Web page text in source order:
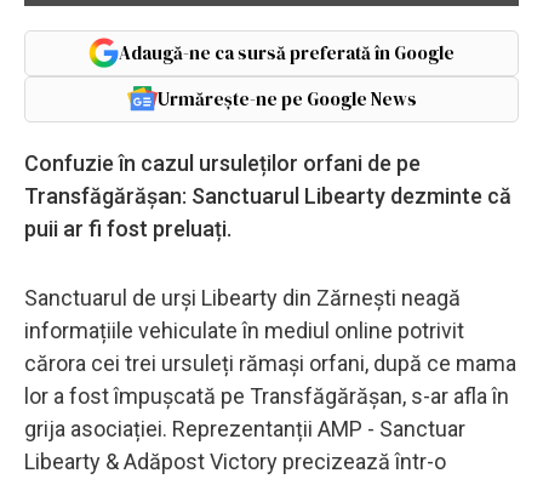
Adaugă-ne ca sursă preferată în Google
Urmărește-ne pe Google News
Confuzie în cazul ursuleților orfani de pe
Transfăgărășan: Sanctuarul Libearty dezminte că
puii ar fi fost preluați.
Sanctuarul de urși Libearty din Zărnești neagă
informațiile vehiculate în mediul online potrivit
cărora cei trei ursuleți rămași orfani, după ce mama
lor a fost împușcată pe Transfăgărășan, s-ar afla în
grija asociației. Reprezentanții AMP - Sanctuar
Libearty & Adăpost Victory precizează într-o